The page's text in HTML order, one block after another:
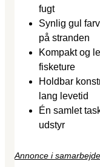
fugt
Synlig gul
på stranden
Kompakt og
fisketure
Holdbar
lang levetid
Én samlet
udstyr
Annonce i